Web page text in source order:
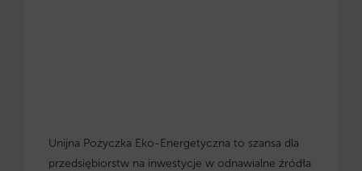
Unijna Pożyczka Eko-Energetyczna to szansa dla
przedsiębiorstw na inwestycje w odnawialne źródła